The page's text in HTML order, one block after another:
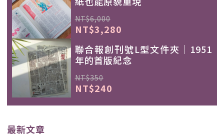
NT$6,000
NT$3,280
聯合報創刊號L型文件夾｜1951
年的首版紀念
NT$350
NT$240
最新文章